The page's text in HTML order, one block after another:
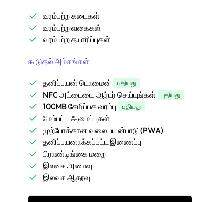
வரம்பற்ற கடைகள்
வரம்பற்ற வகைகள்
வரம்பற்ற தயாரிப்புகள்
கூடுதல் அம்சங்கள்
தனிப்பயன் டொமைன் புதியது
NFC அட்டையை ஆர்டர் செய்யுங்கள் புதியது
100MB சேமிப்பக வரம்பு புதியது
மேம்பட்ட அமைப்புகள்
முற்போக்கான வலை பயன்பாடு (PWA)
தனிப்பயனாக்கப்பட்ட இணைப்பு
பிராண்டிங்கை மறை
இலவச அமைவு
இலவச ஆதரவு